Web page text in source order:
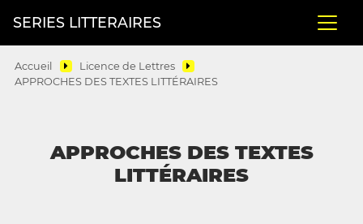
SERIES LITTERAIRES
Accueil
Licence de Lettres
APPROCHES DES TEXTES LITTÉRAIRES
APPROCHES DES TEXTES
LITTÉRAIRES